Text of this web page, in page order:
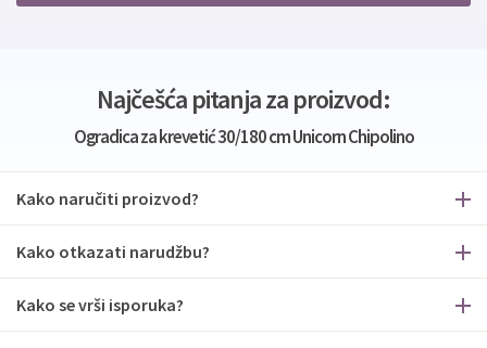
Najčešća pitanja za proizvod:
Ogradica za krevetić 30/180 cm Unicorn Chipolino
Kako naručiti proizvod?
Kako otkazati narudžbu?
Kako se vrši isporuka?